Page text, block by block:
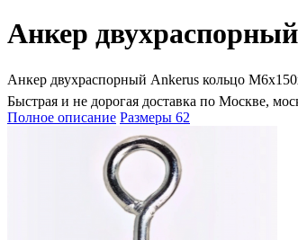
Анкер
Анкер двухраспорный Ankerus кольцо
Быстрая и не дорогая доставка по Москве,
Полное описание Размеры 62